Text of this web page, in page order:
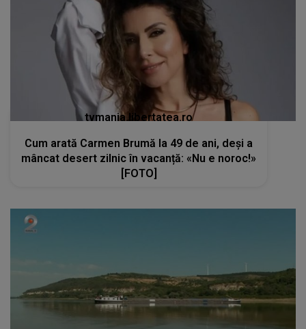
tvmania.libertatea.ro
Cum arată Carmen Brumă la 49 de ani, deși a
mâncat desert zilnic în vacanță: «Nu e noroc!»
[FOTO]